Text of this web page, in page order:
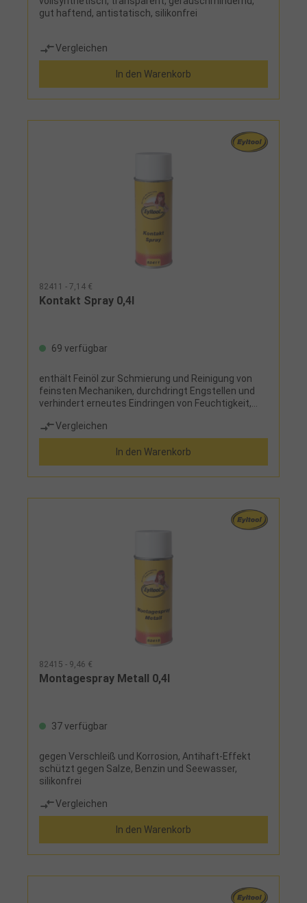
gut haftend, antistatisch, silikonfrei
Vergleichen
In den Warenkorb
82411 - 7,14 €
Kontakt Spray 0,4l
69 verfügbar
enthält Feinöl zur Schmierung und Reinigung von
feinsten Mechaniken, durchdringt Engstellen und
verhindert erneutes Eindringen von Feuchtigkeit,
silikonfrei
Vergleichen
In den Warenkorb
82415 - 9,46 €
Montagespray Metall 0,4l
37 verfügbar
gegen Verschleiß und Korrosion, Antihaft-Effekt
schützt gegen Salze, Benzin und Seewasser,
silikonfrei
Vergleichen
In den Warenkorb